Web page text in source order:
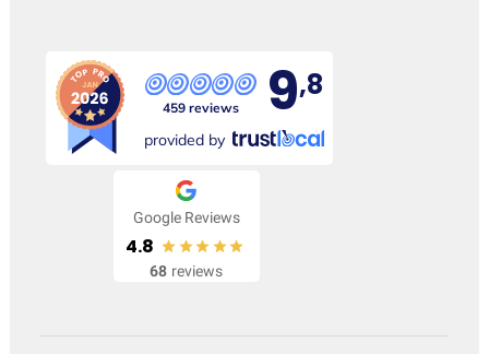
459 reviews 9,8
provided by
Google Reviews
4.8
68 reviews